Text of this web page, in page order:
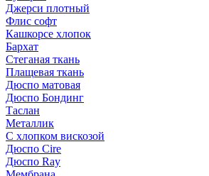
Джерси плотный
Флис софт
Кашкорсе хлопок
Бархат
Стеганая ткань
Плащевая ткань
Дюспо матовая
Дюспо Бондинг
Таслан
Металлик
С хлопком вискозой
Дюспо Cire
Дюспо Ray